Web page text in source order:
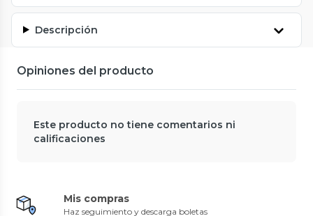
Descripción
Opiniones del producto
Este producto no tiene comentarios ni
calificaciones
Mis compras
Haz seguimiento y descarga boletas